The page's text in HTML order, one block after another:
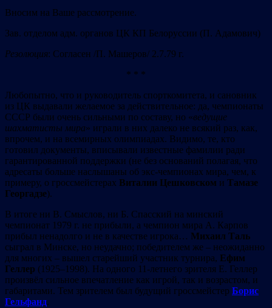
Вносим на Ваше рассмотрение.
Зав. отделом адм. органов ЦК КП Белоруссии (П. Адамович)
Резолюция: Согласен /П. Машеров/ 2.7.79 г.
* * *
Любопытно, что и руководитель спорткомитета, и сановник
из ЦК выдавали желаемое за действительное: да, чемпионаты
СССР были очень сильными по составу, но «ведущие
шахматисты мира» играли в них далеко не всякий раз, как,
впрочем, и на всемирных олимпиадах. Видимо, те, кто
готовил документы, вписывали известные фамилии ради
гарантированной поддержки (не без оснований полагая, что
адресаты больше наслышаны об экс-чемпионах мира, чем, к
примеру, о гроссмейстерах Виталии Цешковском и Тамазе
Георгадзе).
В итоге ни В. Смыслов, ни Б. Спасский на минский
чемпионат 1979 г. не прибыли, а чемпион мира А. Карпов
прибыл ненадолго и не в качестве игрока… Михаил Таль
сыграл в Минске, но неудачно; победителем же – неожиданно
для многих – вышел старейший участник турнира, Ефим
Геллер (1925–1998). На одного 11-летнего зрителя Е. Геллер
произвёл сильное впечатление как игрой, так и возрастом, и
габаритами. Тем зрителем был будущий гроссмейстер Борис
Гельфанд.